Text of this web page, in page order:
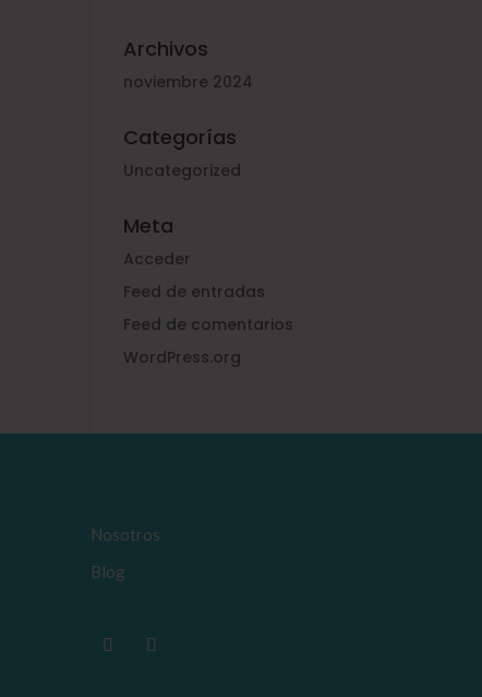
Archivos
noviembre 2024
Categorías
Uncategorized
Meta
Acceder
Feed de entradas
Feed de comentarios
WordPress.org
Nosotros
Blog